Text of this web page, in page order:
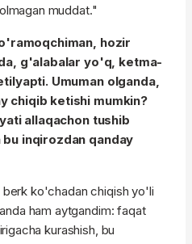
muddat."
hozir
g'alabalar yo'q, ketma-
Umuman olganda,
chiqib ketishi mumkin?
allaqachon tushib
inqirozdan qanday
berk ko'chadan chiqish yo'li
ham aytgandim: faqat
kurashish, bu